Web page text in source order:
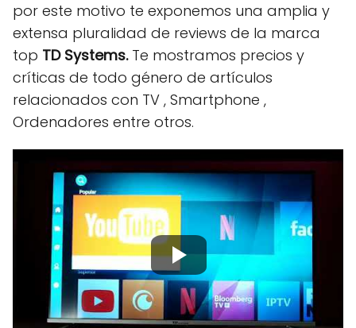
por este motivo te exponemos una amplia y
extensa pluralidad de reviews de la marca
top TD Systems.Te mostramos precios y
críticas de todo género de artículos
relacionados con TV , Smartphone ,
Ordenadores entre otros.